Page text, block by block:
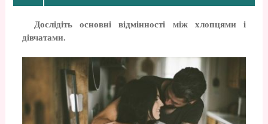
Дослідіть основні відмінності між хлопцями і
дівчатами.